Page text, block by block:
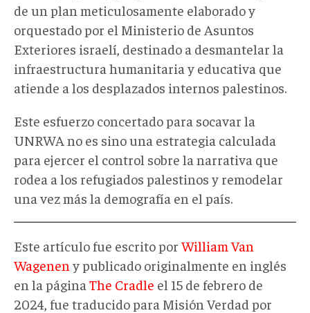
de un plan meticulosamente elaborado y
orquestado por el Ministerio de Asuntos
Exteriores israelí, destinado a desmantelar la
infraestructura humanitaria y educativa que
atiende a los desplazados internos palestinos.
Este esfuerzo concertado para socavar la
UNRWA no es sino una estrategia calculada
para ejercer el control sobre la narrativa que
rodea a los refugiados palestinos y remodelar
una vez más la demografía en el país.
Este artículo fue escrito por William Van
Wagenen y publicado originalmente en inglés
en la página The Cradle el 15 de febrero de
2024, fue traducido para Misión Verdad por